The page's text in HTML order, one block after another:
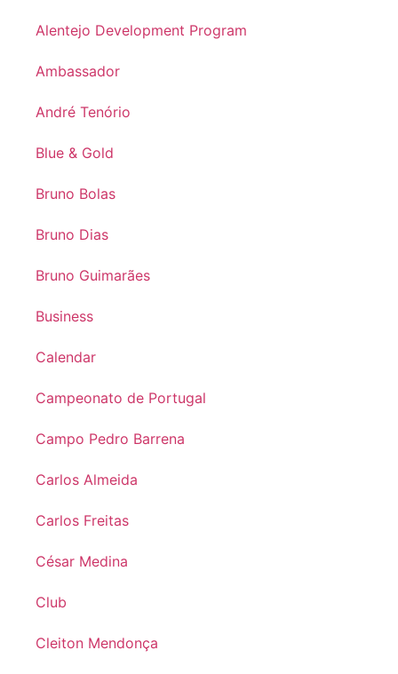
Alentejo Development Program
Ambassador
André Tenório
Blue & Gold
Bruno Bolas
Bruno Dias
Bruno Guimarães
Business
Calendar
Campeonato de Portugal
Campo Pedro Barrena
Carlos Almeida
Carlos Freitas
César Medina
Club
Cleiton Mendonça